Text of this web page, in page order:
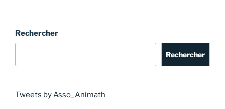
Rechercher
Rechercher
Tweets by Asso_Animath